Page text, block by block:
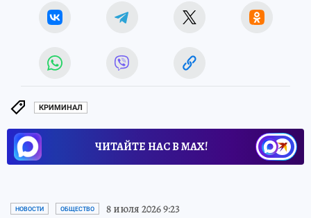
КРИМИНАЛ
ЧИТАЙТЕ НАС В МАХ!
НОВОСТИ ОБЩЕСТВО 8 июля 2026 9:23